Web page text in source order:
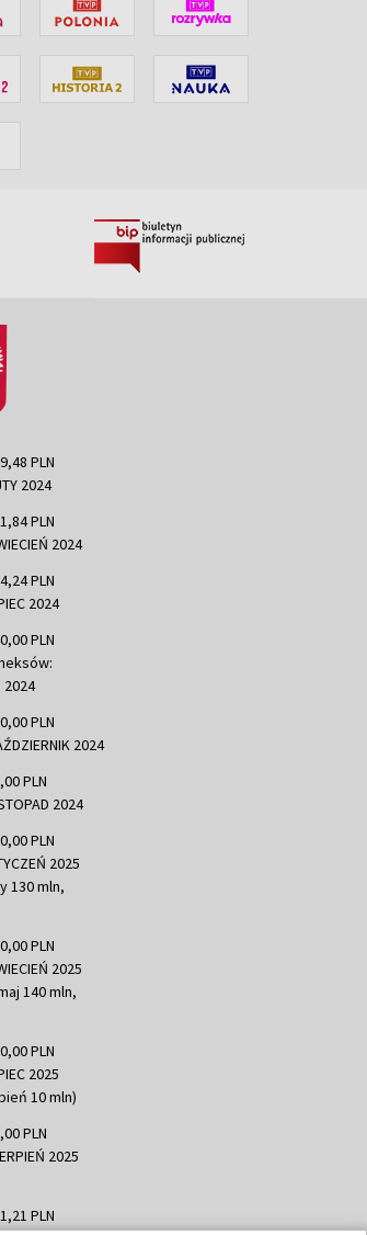
PLN
2024
PLN
2024
PLN
2024
PLN
2024
PLN
2024
PLN
2024
PLN
2025
130 mln,
PLN
2025
140 mln,
PLN
2025
10 mln)
PLN
2025
PLN